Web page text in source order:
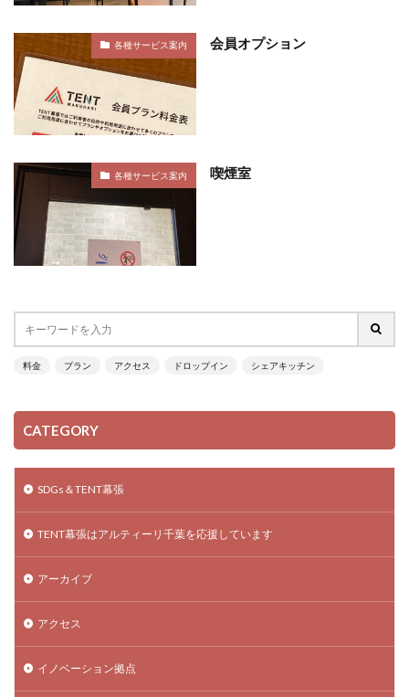
各種サービス案内 会員オプション
各種サービス案内 喫煙室
料金 プラン アクセス ドロップイン シェアキッチン
CATEGORY
SDGs＆TENT幕張
TENT幕張はアルティーリ千葉を応援しています
アーカイブ
アクセス
イノベーション拠点